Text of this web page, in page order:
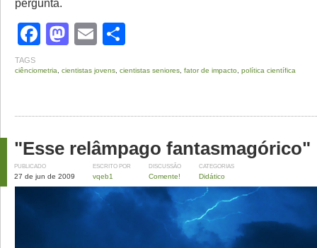
pergunta.
Facebook
Mastodon
Email
TAGS
ciênciometria cientistas jovens cientistas seniores fator de impacto política científica
"Esse relâmpago fantasmagórico"
PUBLICADO
27 de jun de 2009
ESCRITO POR
vqeb1
DISCUSSÃO
Comente!
CATEGORIAS
Didático